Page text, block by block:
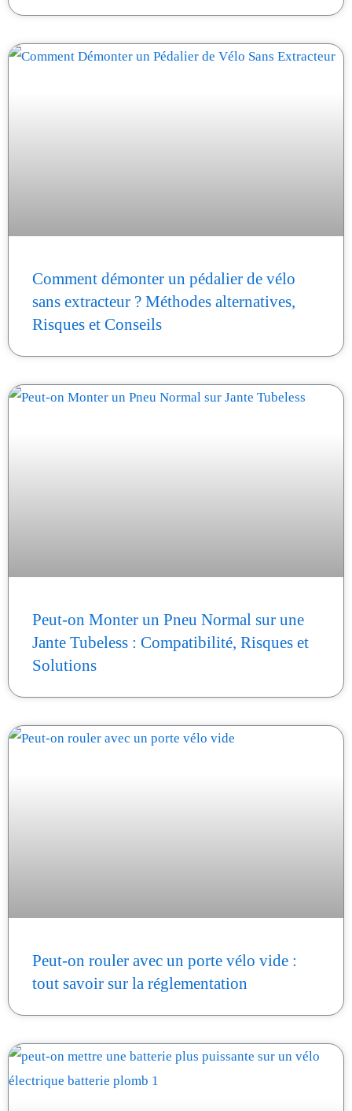
Comment démonter un pédalier de vélo
sans extracteur ? Méthodes alternatives,
Risques et Conseils
Peut-on Monter un Pneu Normal sur une
Jante Tubeless : Compatibilité, Risques et
Solutions
Peut-on rouler avec un porte vélo vide :
tout savoir sur la réglementation